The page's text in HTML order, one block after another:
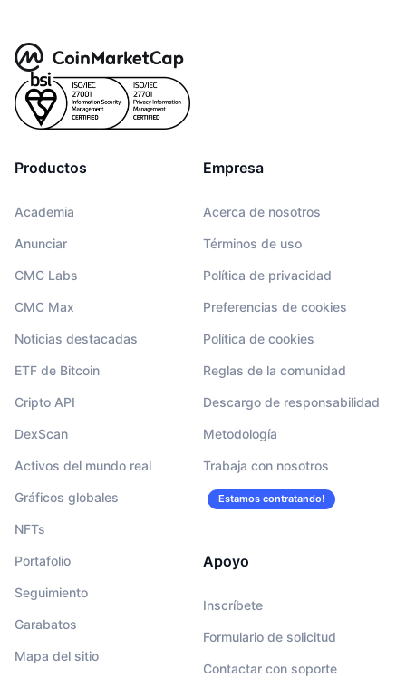
Productos
Academia
Anunciar
CMC Labs
CMC Max
Noticias destacadas
ETF de Bitcoin
Cripto API
DexScan
Activos del mundo real
Gráficos globales
NFTs
Portafolio
Seguimiento
Garabatos
Mapa del sitio
Empresa
Acerca de nosotros
Términos de uso
Política de privacidad
Preferencias de cookies
Política de cookies
Reglas de la comunidad
Descargo de responsabilidad
Metodología
Trabaja con nosotros
Estamos contratando!
Apoyo
Inscríbete
Formulario de solicitud
Contactar con soporte